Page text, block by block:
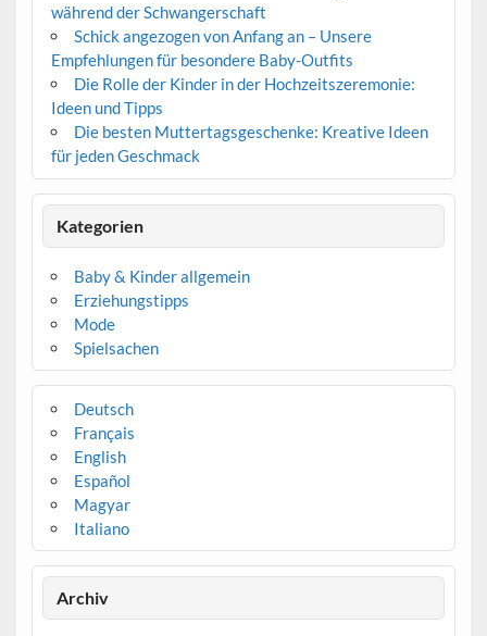
während der Schwangerschaft
Schick angezogen von Anfang an – Unsere
Empfehlungen für besondere Baby-Outfits
Die Rolle der Kinder in der Hochzeitszeremonie:
Ideen und Tipps
Die besten Muttertagsgeschenke: Kreative Ideen
für jeden Geschmack
Kategorien
Baby & Kinder allgemein
Erziehungstipps
Mode
Spielsachen
Deutsch
Français
English
Español
Magyar
Italiano
Archiv